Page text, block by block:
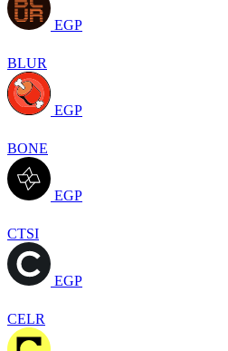
EGP
BLUR
EGP
BONE
EGP
CTSI
EGP
CELR